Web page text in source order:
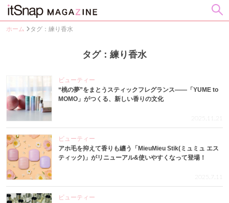
ホーム タグ：練り香水
タグ：練り香水
ビューティー
“桃の夢”をまとうスティックフレグランス——「YUME to
MOMO」がつくる、新しい香りの文化
2025.11.21
ビューティー
アホ毛を抑えて香りも纏う「MieuMieu Stik(ミュミュ エス
ティック)」がリニューアル&使いやすくなって登場！
2025.7.11
ビューティー